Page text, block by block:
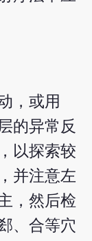
，或用
的异常反
以探索较
并注意左
，然后检
、合等穴